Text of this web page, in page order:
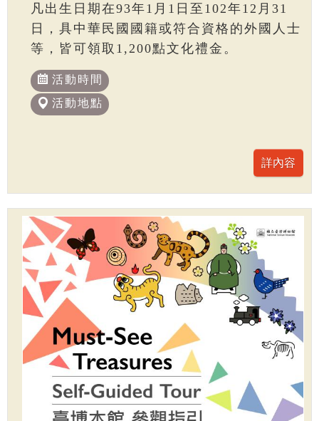
凡出生日期在93年1月1日至102年12月31
日，具中華民國國籍或符合資格的外國人士
等，皆可領取1,200點文化禮金。
活動時間
活動地點